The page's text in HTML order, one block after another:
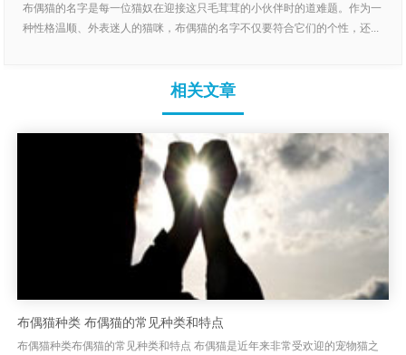
布偶猫的名字是每一位猫奴在迎接这只毛茸茸的小伙伴时的道难题。作为一
种性格温顺、外表迷人的猫咪，布偶猫的名字不仅要符合它们的个性，还...
相关文章
布偶猫种类 布偶猫的常见种类和特点
布偶猫种类布偶猫的常见种类和特点 布偶猫是近年来非常受欢迎的宠物猫之